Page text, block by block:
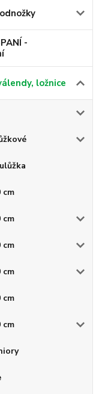
-
ložnice
cm
cm
cm
cm
cm
cm